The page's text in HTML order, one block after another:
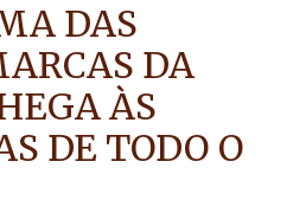
DAS
DA
ÀS
DE TODO O